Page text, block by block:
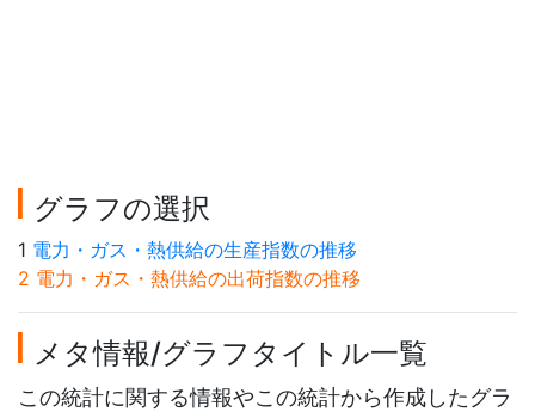
グラフの選択
1 電力・ガス・熱供給の生産指数の推移
2 電力・ガス・熱供給の出荷指数の推移
メタ情報/グラフタイトル一覧
この統計に関する情報やこの統計から作成したグラ